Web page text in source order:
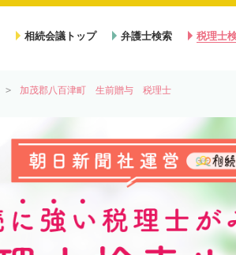
相続会議トップ 弁護士検索 税理士
加茂郡八百津町 生前贈与 税理士